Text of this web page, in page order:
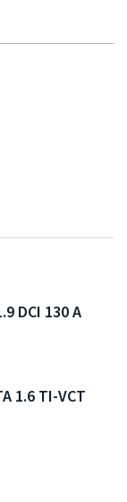
DCI 130 A
1.6 TI-VCT